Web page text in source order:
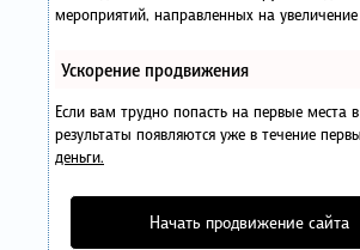
мероприятий, направленных на
Ускорение продвижения
Если вам трудно попасть на первые места
результаты появляются уже в течение
деньги.
Начать продвижение сайта